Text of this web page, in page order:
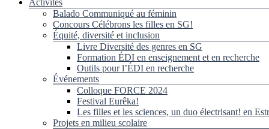
Activités
Balado Communiqué au féminin
Concours Célébrons les filles en SG!
Équité, diversité et inclusion
Livre Diversité des genres en SG
Formation ÉDI en enseignement et en recherche
Outils pour l’ÉDI en recherche
Événements
Colloque FORCE 2024
Festival Eurêka!
Les filles et les sciences, un duo électrisant! en
Projets en milieu scolaire